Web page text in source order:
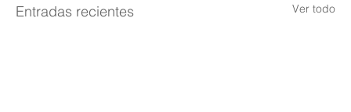
Entradas recientes Ver todo